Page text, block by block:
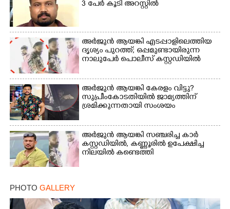
3 പേർ കൂടി അറസ്റ്റിൽ
അർജുൻ ആയങ്കി എടപ്പാളിലെത്തിയ
ദൃശ്യം പുറത്ത്; ഒപ്പമുണ്ടായിരുന്ന
നാലുപേർ പൊലീസ് കസ്റ്റഡിയിൽ
അർജുൻ ആയങ്കി കേരളം വിട്ടു?
സുപ്രീംകോടതിയിൽ ജാമ്യത്തിന്
ശ്രമിക്കുന്നതായി സംശയം
അർജുൻ ആയങ്കി സഞ്ചരിച്ച കാർ
കസ്റ്റഡിയിൽ,​ കണ്ണൂരിൽ ഉപേക്ഷിച്ച
നിലയിൽ കണ്ടെത്തി
PHOTO GALLERY
Copy Link